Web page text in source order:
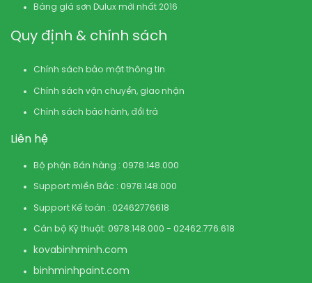
Bảng giá sơn Dulux mới nhất 2016
Quy định & chính sách
Chính sách bảo mật thông tin
Chính sách vận chuyển, giao nhận
Chính sách bảo hành, đổi trả
Liên hệ
Bộ phận Bán hàng : 0978.148.000
Support miền Bắc : 0978.148.000
Support Kế toán : 02462776618
Cán bộ Kỹ thuật: 0978.148.000 - 02462.776.618
kovabinhminh.com
binhminhpaint.com